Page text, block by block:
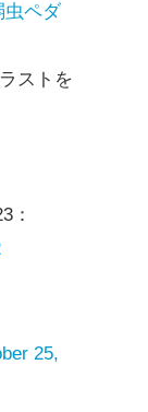
虫ペダ
ストを
：
25,